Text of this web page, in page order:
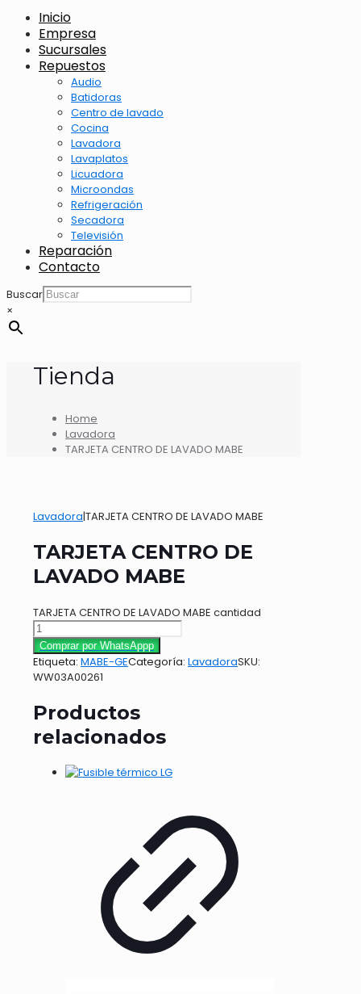
Inicio
Empresa
Sucursales
Repuestos
Audio
Batidoras
Centro de lavado
Cocina
Lavadora
Lavaplatos
Licuadora
Microondas
Refrigeración
Secadora
Televisión
Reparación
Contacto
Buscar
×
Tienda
Home
Lavadora
TARJETA CENTRO DE LAVADO MABE
Lavadora|TARJETA CENTRO DE LAVADO MABE
TARJETA CENTRO DE
LAVADO MABE
TARJETA CENTRO DE LAVADO MABE cantidad
Comprar por WhatsAppp
Etiqueta: MABE-GECategoría: LavadoraSKU:
WW03A00261
Productos
relacionados